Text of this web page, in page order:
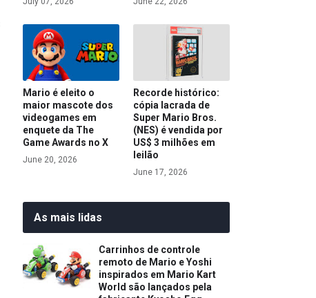
Mario é eleito o
maior mascote dos
videogames em
enquete da The
Game Awards no X
June 20, 2026
Recorde histórico:
cópia lacrada de
Super Mario Bros.
(NES) é vendida por
US$ 3 milhões em
leilão
June 17, 2026
As mais lidas
Carrinhos de controle
remoto de Mario e Yoshi
inspirados em Mario Kart
World são lançados pela